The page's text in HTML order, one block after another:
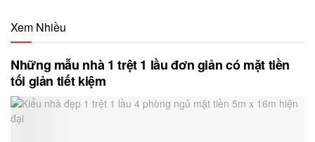
Xem Nhiều
Những mẫu nhà 1 trệt 1 lầu đơn giản có mặt tiền
tối giản tiết kiệm